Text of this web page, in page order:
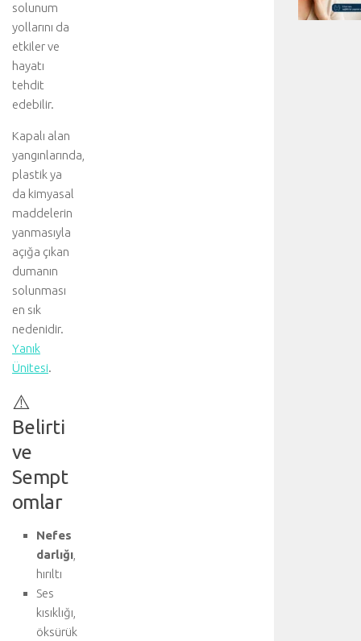
solunum
yollarını da
etkiler ve
hayatı
tehdit
edebilir.
Kapalı alan
yangınlarında,
plastik ya
da kimyasal
maddelerin
yanmasıyla
açığa çıkan
dumanın
solunması
en sık
nedenidir.
Yanık
Ünitesi.
⚠️
Belirti
ve
Sempt
omlar
Nefes
darlığı
hırıltı
Ses
kısıklığı,
öksürük